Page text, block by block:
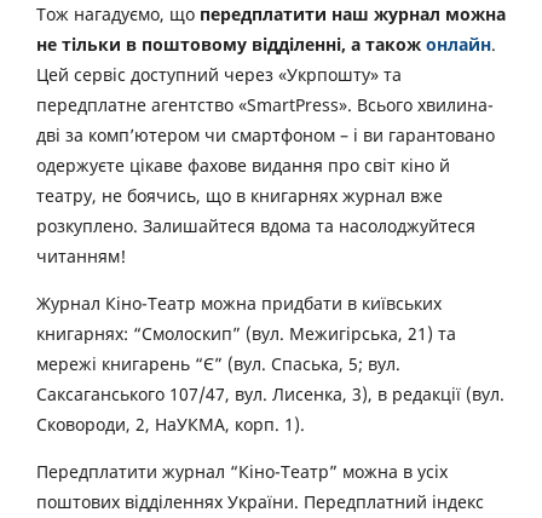
Тож нагадуємо, що передплатити наш журнал можна
не тільки в поштовому відділенні, а також онлайн.
Цей сервіс доступний через «Укрпошту» та
передплатне агентство «SmartPress». Всього хвилина-
дві за комп’ютером чи смартфоном – і ви гарантовано
одержуєте цікаве фахове видання про світ кіно й
театру, не боячись, що в книгарнях журнал вже
розкуплено. Залишайтеся вдома та насолоджуйтеся
читанням!
Журнал Кіно-Театр можна придбати в київських
книгарнях: “Смолоскип” (вул. Межигірська, 21) та
мережі книгарень “Є” (вул. Спаська, 5; вул.
Саксаганського 107/47, вул. Лисенка, 3), в редакції (вул.
Сковороди, 2, НаУКМА, корп. 1).
Передплатити журнал “Кіно-Театр” можна в усіх
поштових відділеннях України. Передплатний індекс